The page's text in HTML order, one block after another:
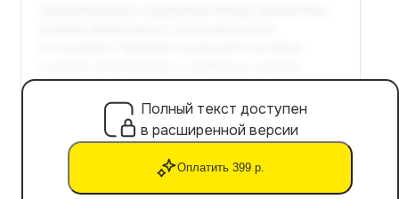
Полный текст доступен
в расширенной версии
Оплатить 399 р.